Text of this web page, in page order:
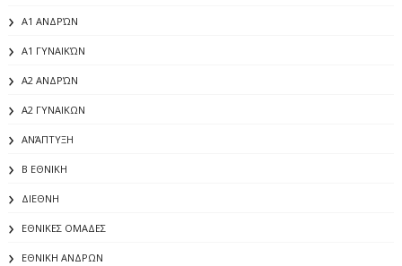
Α1 ΑΝΔΡΏΝ
Α1 ΓΥΝΑΙΚΏΝ
Α2 ΑΝΔΡΏΝ
Α2 ΓΥΝΑΙΚΩΝ
ΑΝΆΠΤΥΞΗ
Β ΕΘΝΙΚΗ
ΔΙΕΘΝΗ
ΕΘΝΙΚΕΣ ΟΜΑΔΕΣ
ΕΘΝΙΚΗ ΑΝΔΡΩΝ